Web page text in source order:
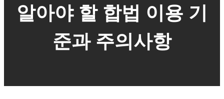
알아야 할 합법 이용 기
준과 주의사항